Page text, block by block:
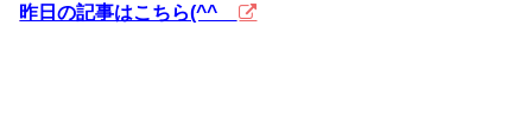
昨日の記事はこちら(^^ゞ